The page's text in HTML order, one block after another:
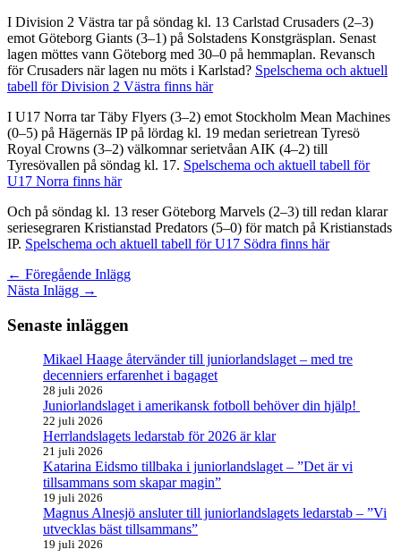
I Division 2 Västra tar på söndag kl. 13 Carlstad Crusaders (2–3)
emot Göteborg Giants (3–1) på Solstadens Konstgräsplan. Senast
lagen möttes vann Göteborg med 30–0 på hemmaplan. Revansch
för Crusaders när lagen nu möts i Karlstad? Spelschema och aktuell
tabell för Division 2 Västra finns här
I U17 Norra tar Täby Flyers (3–2) emot Stockholm Mean Machines
(0–5) på Hägernäs IP på lördag kl. 19 medan serietrean Tyresö
Royal Crowns (3–2) välkomnar serietvåan AIK (4–2) till
Tyresövallen på söndag kl. 17. Spelschema och aktuell tabell för
U17 Norra finns här
Och på söndag kl. 13 reser Göteborg Marvels (2–3) till redan klarar
seriesegraren Kristianstad Predators (5–0) för match på Kristianstads
IP. Spelschema och aktuell tabell för U17 Södra finns här
← Föregående Inlägg
Nästa Inlägg →
Senaste inläggen
Mikael Haage återvänder till juniorlandslaget – med tre
decenniers erfarenhet i bagaget
28 juli 2026
Juniorlandslaget i amerikansk fotboll behöver din hjälp!
22 juli 2026
Herrlandslagets ledarstab för 2026 är klar
21 juli 2026
Katarina Eidsmo tillbaka i juniorlandslaget – ”Det är vi
tillsammans som skapar magin”
19 juli 2026
Magnus Alnesjö ansluter till juniorlandslagets ledarstab – ”Vi
utvecklas bäst tillsammans”
19 juli 2026